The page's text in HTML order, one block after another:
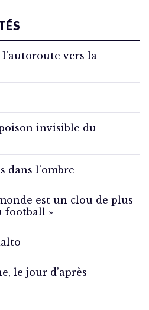
vers la
invisible du
dans l’ombre
est un clou de plus
football »
le jour d’après